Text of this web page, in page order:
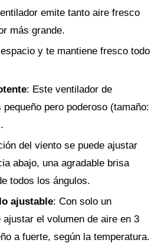
emite tanto aire fresco
más grande.
y te mantiene fresco todo
: Este ventilador de
pero poderoso (tamaño:
del viento se puede ajustar
abajo, una agradable brisa
todos los ángulos.
ajustable: Con solo un
ajustar el volumen de aire en 3
a fuerte, según la temperatura.